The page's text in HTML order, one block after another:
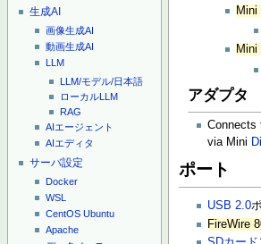
生成AI
画像生成AI
動画生成AI
LLM
LLM/モデル/日本語
ローカルLLM
RAG
AIエージェント
AIエディタ
サーバ設定
Docker
WSL
CentOS Ubuntu
Apache
アダプタ
Connects
via Mini
ポート
USB 2.0
FireWire